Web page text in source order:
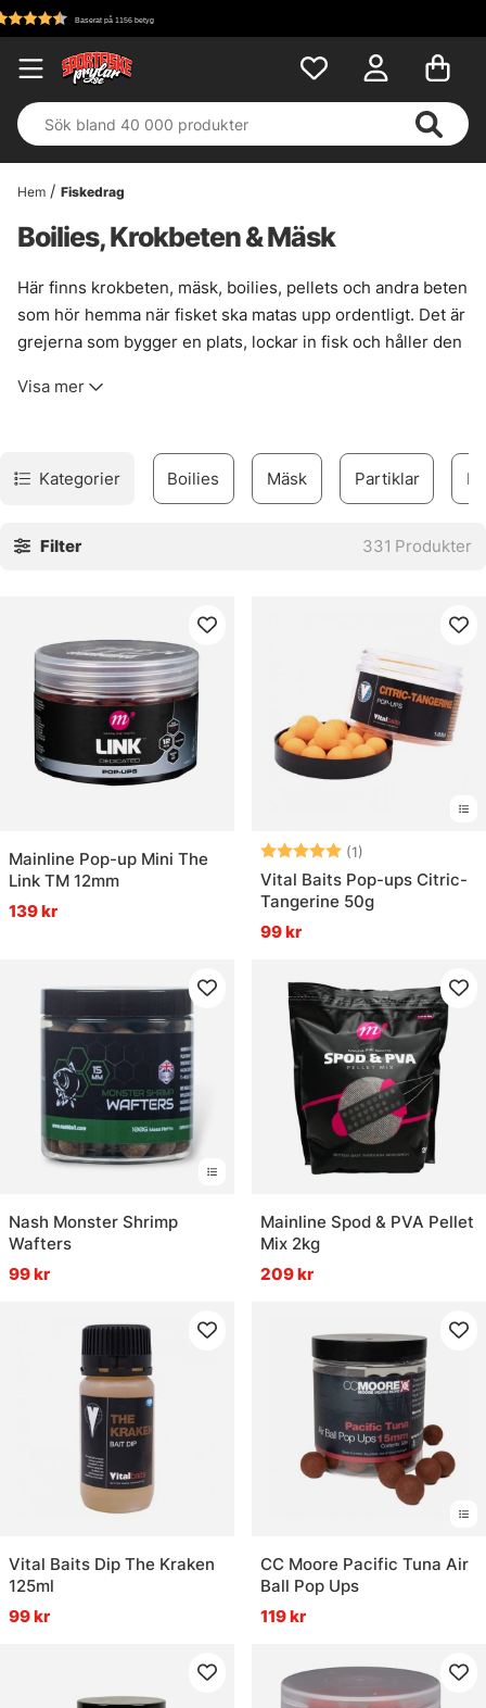
Hem Fiskedrag
Boilies, Krokbeten & Mäsk
Här finns krokbeten, mäsk, boilies, pellets och andra beten
som hör hemma när fisket ska matas upp ordentligt. Det är
grejerna som bygger en plats, lockar in fisk och håller den
göra. Funkar bra vid mete, feeder och andra pass där
Valet styrs ofta av målart, botten och hur aktiv fisken är.
Boilies ger ett mer selektivt upplägg. Pellets släpper
lockämnen snabbt. Mäsk kan skapa en tydlig matplats,
Stor skillnad. För den som vill fiska metodiskt, eller bara
» Tillbaka till fiskedrag
Vanliga frågor
Vad är boilies?
Vad är mäsk?
Visa mer
Kategorier Boilies Mäsk Partiklar
Filter 331 Produkter
Mainline Pop-up Mini The
Link TM 12mm
139 kr
Betyg: (1)
Vital Baits Pop-ups Citric-
Tangerine 50g
99 kr
Nash Monster Shrimp
Wafters
99 kr
Mainline Spod & PVA Pellet
Mix 2kg
209 kr
Vital Baits Dip The Kraken
125ml
99 kr
CC Moore Pacific Tuna Air
Ball Pop Ups
119 kr